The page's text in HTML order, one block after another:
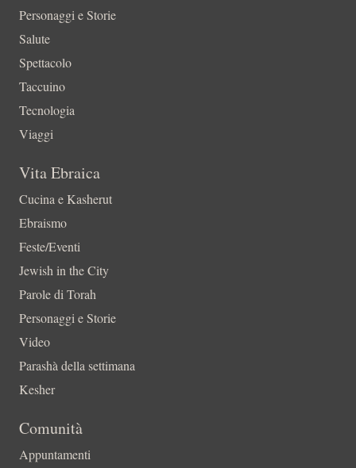
Personaggi e Storie
Salute
Spettacolo
Taccuino
Tecnologia
Viaggi
Vita Ebraica
Cucina e Kasherut
Ebraismo
Feste/Eventi
Jewish in the City
Parole di Torah
Personaggi e Storie
Video
Parashà della settimana
Kesher
Comunità
Appuntamenti